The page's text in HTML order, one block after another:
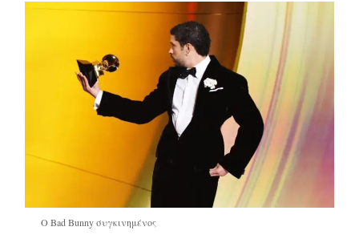
Ο Bad Bunny συγκινημένος